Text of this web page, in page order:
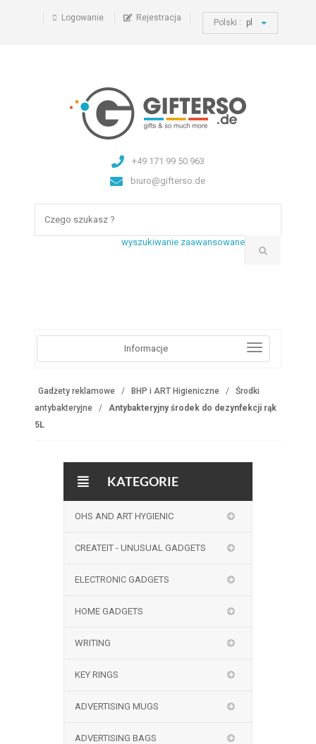
Logowanie Rejestracja Polski : pl
+49 171 99 50 963
biuro@gifterso.de
wyszukiwanie zaawansowane
Informacje
Gadżety reklamowe BHP i ART Higieniczne
Środki
antybakteryjne
Antybakteryjny środek do dezynfekcji rąk
5L
KATEGORIE
OHS AND ART HYGIENIC
CREATEIT - UNUSUAL GADGETS
ELECTRONIC GADGETS
HOME GADGETS
WRITING
KEY RINGS
ADVERTISING MUGS
ADVERTISING BAGS